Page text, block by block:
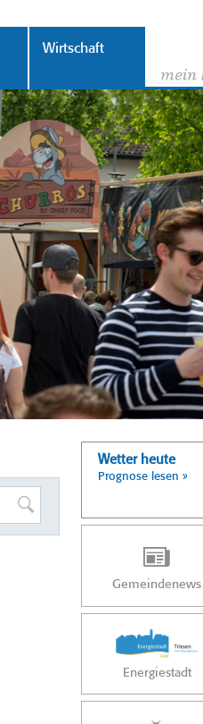
Wirtschaft
Wetter heute
Prognose lesen »
Gemeindenews
Energiestadt